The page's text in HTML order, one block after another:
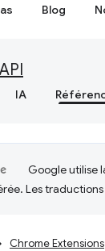
Blog
API
IA
Google utilise
Les
Chrome Extensions